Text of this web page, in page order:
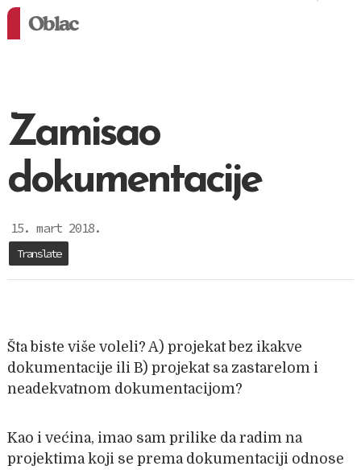
Oblac
Zamisao
dokumentacije
15. mart 2018.
Translate
Šta biste više voleli? A) projekat bez ikakve
dokumentacije ili B) projekat sa zastarelom i
neadekvatnom dokumentacijom?
Kao i većina, imao sam prilike da radim na
projektima koji se prema dokumentaciji odnose